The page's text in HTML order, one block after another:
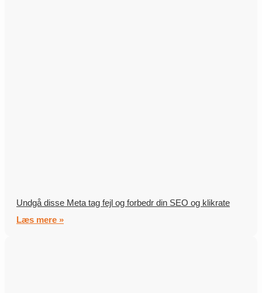
Undgå disse Meta tag fejl og forbedr din SEO og klikrate
Læs mere »